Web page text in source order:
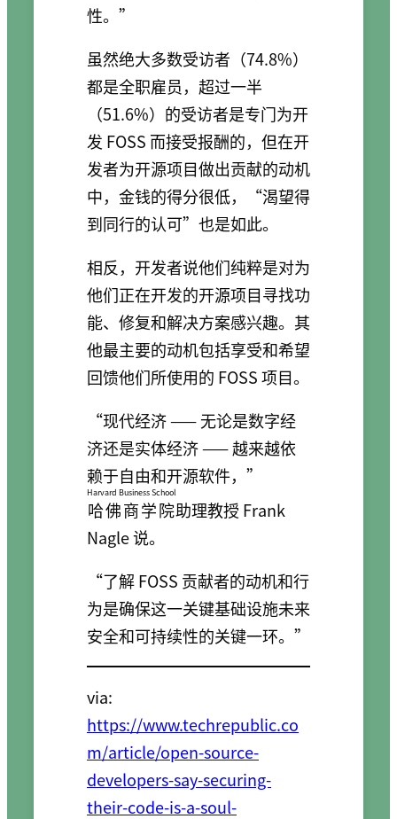
性。”
虽然绝大多数受访者（74.8%）
都是全职雇员，超过一半
（51.6%）的受访者是专门为开
发 FOSS 而接受报酬的，但在开
发者为开源项目做出贡献的动机
中，金钱的得分很低，“渴望得
到同行的认可”也是如此。
相反，开发者说他们纯粹是对为
他们正在开发的开源项目寻找功
能、修复和解决方案感兴趣。其
他最主要的动机包括享受和希望
回馈他们所使用的 FOSS 项目。
“现代经济 —— 无论是数字经
济还是实体经济 —— 越来越依
赖于自由和开源软件，”
哈佛商学院
Harvard Business School
助理教授 Frank
Nagle 说。
“了解 FOSS 贡献者的动机和行
为是确保这一关键基础设施未来
安全和可持续性的关键一环。”
via:
https://www.techrepublic.co
m/article/open-source-
developers-say-securing-
their-code-is-a-soul-